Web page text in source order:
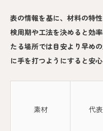
表の情報を基に、材料の特
検周期や工法を決めると効
たる場所では目安より早め
に手を打つようにすると安心
素材 代